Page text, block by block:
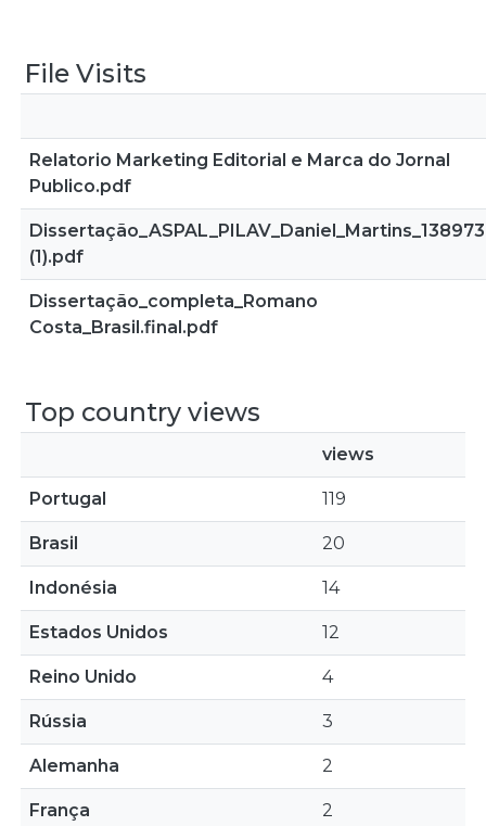
File Visits
Relatorio Marketing Editorial e Marca do Jornal
Publico.pdf
Dissertação_ASPAL_PILAV_Daniel_Martins_138973
(1).pdf
Dissertação_completa_Romano
Costa_Brasil.final.pdf
Top country views
views
Portugal 119
Brasil 20
Indonésia 14
Estados Unidos 12
Reino Unido 4
Rússia 3
Alemanha 2
França 2